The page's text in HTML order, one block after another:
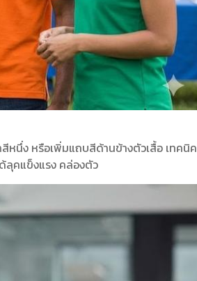
หนึ่ง หรือเพิ่มแถบสีด้านข้างตัวเสื้อ เทคนิค
ลุคแข็งแรง คล่องตัว